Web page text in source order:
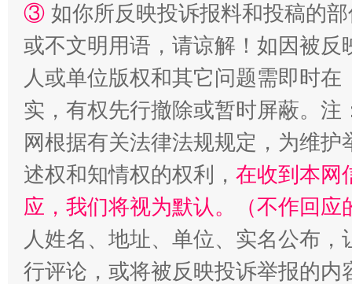
“蜀中异人”王建安的艺术幻境
③ 如你所反映投诉报料和投稿的
或不文明用语，请谅解！如因被
人或单位版权和其它问题需即时在
实，有权先行撤除或暂时屏蔽。
网根据有关法律法规规定，为维
述权和知情权的权利， 在收到本网
应，我们将视为默认。（不作回应
人姓名、地址、单位、实名公布
行评论，或将被反映投诉举报的